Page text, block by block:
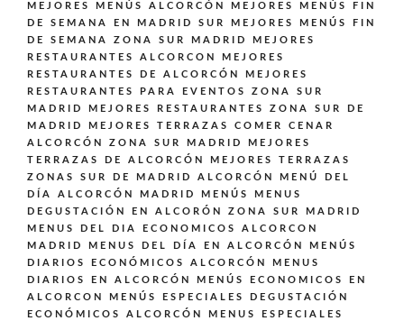
MEJORES MENÚS ALCORCÓN
MEJORES MENÚS FIN
DE SEMANA EN MADRID SUR
MEJORES MENÚS FIN
DE SEMANA ZONA SUR MADRID
MEJORES
RESTAURANTES ALCORCON
MEJORES
RESTAURANTES DE ALCORCÓN
MEJORES
RESTAURANTES PARA EVENTOS ZONA SUR
MADRID
MEJORES RESTAURANTES ZONA SUR DE
MADRID
MEJORES TERRAZAS COMER CENAR
ALCORCÓN ZONA SUR MADRID
MEJORES
TERRAZAS DE ALCORCÓN
MEJORES TERRAZAS
ZONAS SUR DE MADRID ALCORCÓN
MENÚ DEL
DÍA ALCORCÓN MADRID
MENÚS
MENUS
DEGUSTACIÓN EN ALCORÓN ZONA SUR MADRID
MENUS DEL DIA ECONOMICOS ALCORCON
MADRID
MENUS DEL DÍA EN ALCORCÓN
MENÚS
DIARIOS ECONÓMICOS ALCORCÓN
MENUS
DIARIOS EN ALCORCÓN
MENÚS ECONOMICOS EN
ALCORCON
MENÚS ESPECIALES DEGUSTACIÓN
ECONÓMICOS ALCORCÓN
MENUS ESPECIALES